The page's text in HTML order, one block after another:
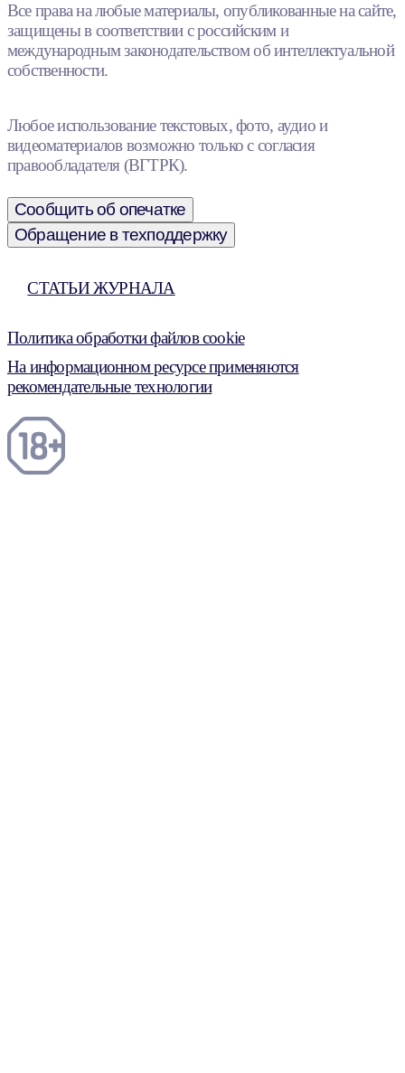
Все права на любые материалы, опубликованные на сайте,
защищены в соответствии с российским и
международным законодательством об интеллектуальной
собственности.
Любое использование текстовых, фото, аудио и
видеоматериалов возможно только с согласия
правообладателя (ВГТРК).
Сообщить об опечатке
Обращение в техподдержку
СТАТЬИ ЖУРНАЛА
Политика обработки файлов cookie
На информационном ресурсе применяются
рекомендательные технологии